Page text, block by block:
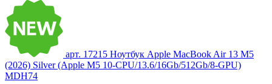
арт. 17215 Ноутбук Apple MacBook Air 13 M5
(2026) Silver (Apple M5 10-CPU/13.6/16Gb/512Gb/8-GPU)
MDH74